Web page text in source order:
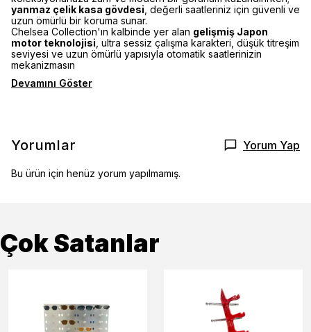
yanmaz çelik kasa gövdesi , değerli saatleriniz için güvenli ve
uzun ömürlü bir koruma sunar.
Chelsea Collection'ın kalbinde yer alan gelişmiş Japon
motor teknolojisi , ultra sessiz çalışma karakteri, düşük titreşim
seviyesi ve uzun ömürlü yapısıyla otomatik saatlerinizin
mekanizmasın
Devamını Göster
Yorumlar Yorum Yap
Bu ürün için henüz yorum yapılmamış.
Çok Satanlar